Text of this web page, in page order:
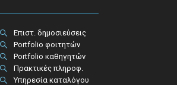
Επιστ. δημοσιεύσεις
Portfolio φοιτητών
Portfolio καθηγητών
Πρακτικές πληροφ.​
Υπηρεσία καταλόγου